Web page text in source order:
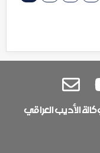
الأديب العراقي